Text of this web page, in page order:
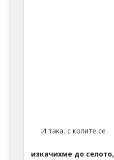
И така, с колите се
изкачихме до селото,